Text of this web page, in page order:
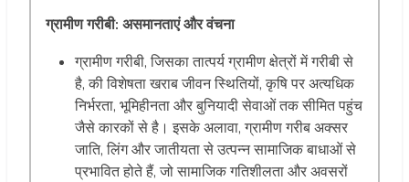
ग्रामीण गरीबी: असमानताएं और वंचना
ग्रामीण गरीबी, जिसका तात्पर्य ग्रामीण क्षेत्रों में गरीबी से
है, की विशेषता खराब जीवन स्थितियों, कृषि पर अत्यधिक
निर्भरता, भूमिहीनता और बुनियादी सेवाओं तक सीमित पहुंच
जैसे कारकों से है। इसके अलावा, ग्रामीण गरीब अक्सर
जाति, लिंग और जातीयता से उत्पन्न सामाजिक बाधाओं से
प्रभावित होते हैं, जो सामाजिक गतिशीलता और अवसरों